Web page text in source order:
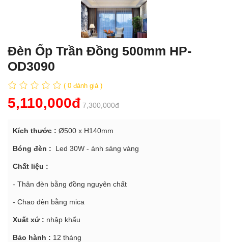
Đèn Ốp Trần Đồng 500mm HP-
OD3090
( 0 đánh giá )
5,110,000đ 7,300,000đ
Kích thước : Ø500 x H140mm
Bóng đèn : Led 30W - ánh sáng vàng
Chất liệu :
- Thân đèn bằng đồng nguyên chất
- Chao đèn bằng mica
Xuất xứ : nhập khẩu
Bảo hành : 12 tháng